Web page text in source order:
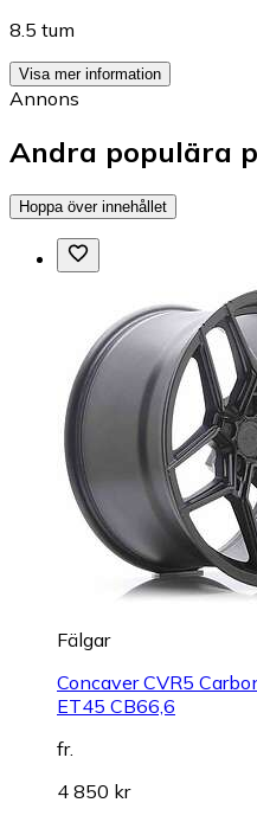
8.5 tum
Visa mer information
Annons
Andra populära
Hoppa över innehållet
Fälgar
Concaver CVR5
ET45 CB66,6
fr.
4 850 kr